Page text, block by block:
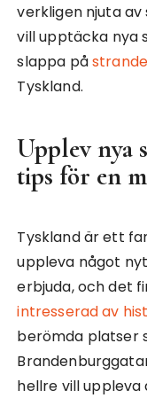
verkligen njuta
vill upptäcka nya
slappa på
Tyskland.
Upplev nya
tips för en
Tyskland är ett
uppleva något
erbjuda, och det
intresserad av
berömda platser
hellre vill